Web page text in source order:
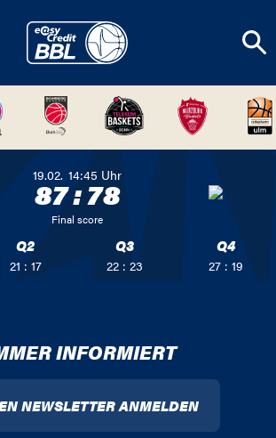
19.02. 14:45 Uhr
87:78
Final score
Q2
21 : 17
Q3
22 : 23
Q4
27 : 19
INFORMIERT
NEWSLETTER ANMELDEN